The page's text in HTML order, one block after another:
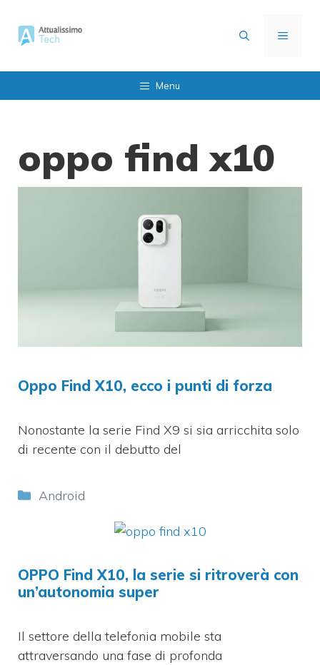
contenuto
MENU
Menu
oppo find x10
Oppo Find X10, ecco i punti di forza
Nonostante la serie Find X9 si sia arricchita solo
di recente con il debutto del
Categorie
Android
OPPO Find X10, la serie si ritroverà con
un’autonomia super
Il settore della telefonia mobile sta
attraversando una fase di profonda